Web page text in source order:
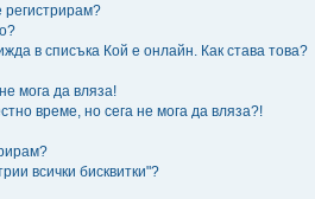
в списъка Кой е онлайн. Как става това?
мога да вляза!
време, но сега не мога да вляза?!
всички бисквитки"?